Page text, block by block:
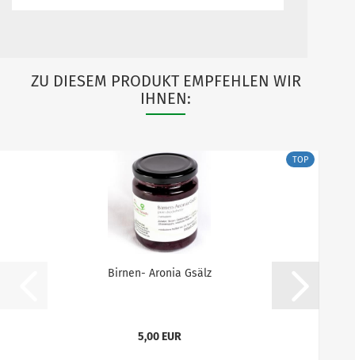
ZU DIESEM PRODUKT EMPFEHLEN WIR
IHNEN:
TOP
Birnen- Aronia Gsälz
5,00 EUR